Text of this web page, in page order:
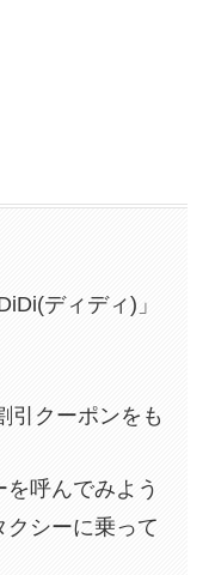
ディディ)」
引クーポンをも
呼んでみよう
シーに乗って